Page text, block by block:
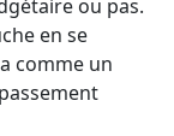
ou pas.
en se
comme un